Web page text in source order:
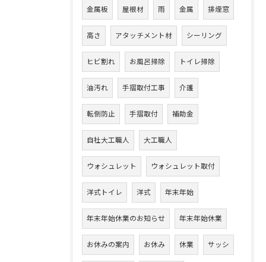
金属板 屋根材 雨 金属 排煙窓
高さ アタッチメント材 シーリング
ヒビ割れ お風呂掃除 トイレ掃除
油汚れ 手摺取付工事 介護
転倒防止 手摺取付 補助金
自社大工職人 大工職人
ウォシュレット ウォシュレット取付
洋式トイレ 洋式 年末年始
年末年始休業のお知らせ 年末年始休業
お休みの案内 お休み 休業 サッシ